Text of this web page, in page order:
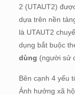
2 (UTAUT2)
dựa trên nền
là UTAUT2
dụng bắt buộc
dùng (người sử
Bên cạnh 4 yếu
Ảnh hưởng xã